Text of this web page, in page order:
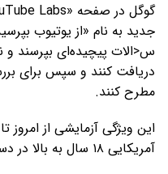
جدید به نام «از یوتیوب
س<الات پیچیده‌ای بپرسند
دریافت کنند و سپس برای
مطرح کنند.
آمریکایی ۱۸ سال به بالا در دسترس است.